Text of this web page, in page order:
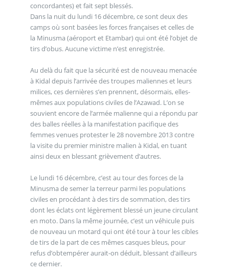
concordantes) et fait sept blessés.
Dans la nuit du lundi 16 décembre, ce sont deux des
camps où sont basées les forces françaises et celles de
la Minusma (aéroport et Etambar) qui ont été l’objet de
tirs d’obus. Aucune victime n’est enregistrée.
Au delà du fait que la sécurité est de nouveau menacée
à Kidal depuis l’arrivée des troupes maliennes et leurs
milices, ces dernières s’en prennent, désormais, elles-
mêmes aux populations civiles de l’Azawad. L’on se
souvient encore de l’armée malienne qui a répondu par
des balles réelles à la manifestation pacifique des
femmes venues protester le 28 novembre 2013 contre
la visite du premier ministre malien à Kidal, en tuant
ainsi deux en blessant grièvement d’autres.
Le lundi 16 décembre, c’est au tour des forces de la
Minusma de semer la terreur parmi les populations
civiles en procédant à des tirs de sommation, des tirs
dont les éclats ont légèrement blessé un jeune circulant
en moto. Dans la même journée, c’est un véhicule puis
de nouveau un motard qui ont été tour à tour les cibles
de tirs de la part de ces mêmes casques bleus, pour
refus d’obtempérer aurait-on déduit, blessant d’ailleurs
ce dernier.